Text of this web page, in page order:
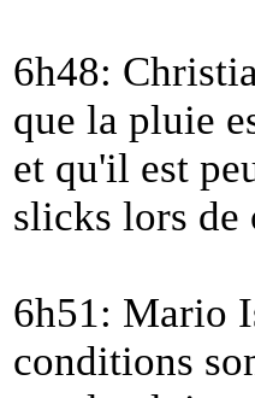
6h48:
que la pluie
et qu'il est
slicks lors de
6h51: Mario
conditions